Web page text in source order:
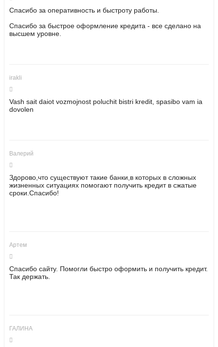
Спасибо за оперативность и быстроту работы.
Спасибо за быстрое оформление кредита - все сделано на
высшем уровне.
irakli
Vash sait daiot vozmojnost poluchit bistri kredit, spasibo vam ia
dovolen
Валерий
Здорово,что существуют такие банки,в которых в сложных
жизненных ситуациях помогают получить кредит в сжатые
сроки.Спасибо!
Артем
Спасибо сайту. Помогли быстро оформить и получить кредит.
Так держать.
ГАЛИНА